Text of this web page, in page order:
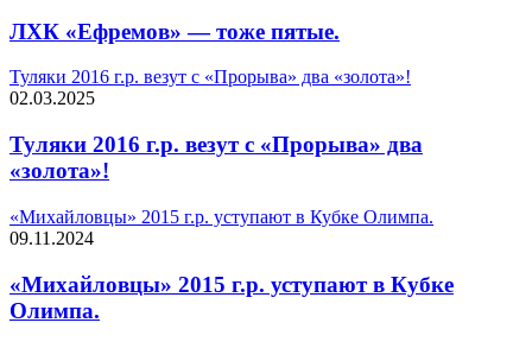
ЛХК «Ефремов» — тоже пятые.
Туляки 2016 г.р. везут с «Прорыва» два «золота»!
02.03.2025
Туляки 2016 г.р. везут с «Прорыва» два
«золота»!
«Михайловцы» 2015 г.р. уступают в Кубке Олимпа.
09.11.2024
«Михайловцы» 2015 г.р. уступают в Кубке
Олимпа.